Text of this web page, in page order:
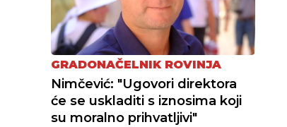
GRADONAČELNIK ROVINJA
Nimčević: "Ugovori direktora
će se uskladiti s iznosima koji
su moralno prihvatljivi"